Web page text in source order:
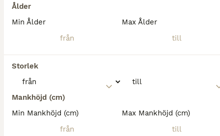
Ålder
Min Ålder
Max Ålder
Storlek
Mankhöjd (cm)
Min Mankhöjd (cm)
Max Mankhöjd (cm)
Varmblod (Halvblod)
Sto15 år173 cm50 000 kr